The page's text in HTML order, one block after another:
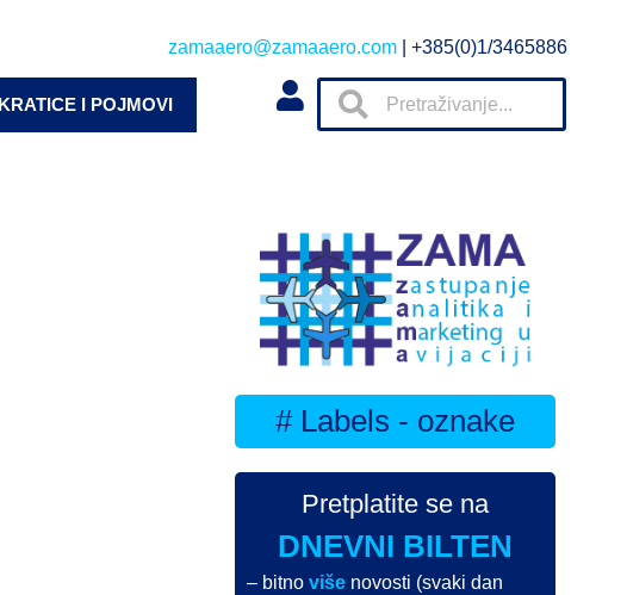
zamaaero@zamaaero.com | +385(0)1/3465886
KRATICE I POJMOVI
# Labels - oznake
Pretplatite se na
DNEVNI BILTEN
– bitnoviše novosti (svaki dan